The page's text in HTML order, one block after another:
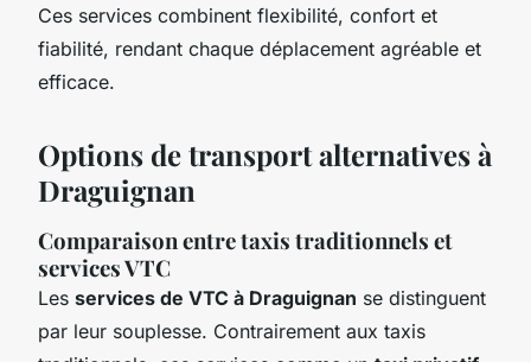
Ces services combinent flexibilité, confort et
fiabilité, rendant chaque déplacement agréable et
efficace.
Options de transport alternatives à
Draguignan
Comparaison entre taxis traditionnels et
services VTC
Les services de VTC à Draguignan se distinguent
par leur souplesse. Contrairement aux taxis